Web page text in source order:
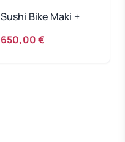
Sushi Bike Maki +
650,00 €